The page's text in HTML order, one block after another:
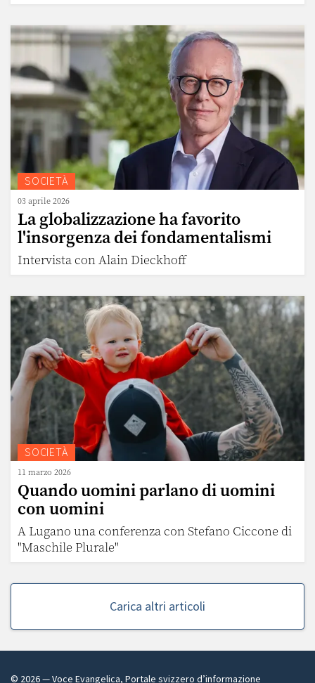
SOCIETÀ
03 aprile 2026
La globalizzazione ha favorito
l'insorgenza dei fondamentalismi
Intervista con Alain Dieckhoff
SOCIETÀ
11 marzo 2026
Quando uomini parlano di uomini
con uomini
A Lugano una conferenza con Stefano Ciccone di
"Maschile Plurale"
Carica altri articoli
© 2026— Voce Evangelica, Portale svizzero d’informazione